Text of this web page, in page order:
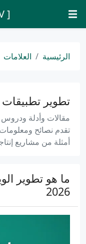
[ MECANIK DEV ]
الرئيسية العلامات
تطوير
مقالات وأدلة ودروس
تقدم نصائح
أمثلة من مشاريع
ما هو تطوير
2026